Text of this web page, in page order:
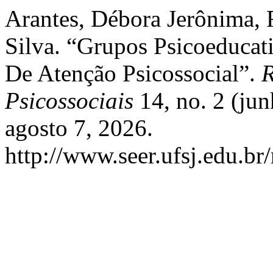
Arantes, Débora Jerônima,
Silva. “Grupos
De Atenção Psicossocial”.
Psicossociais 14, no. 2
agosto 7, 2026.
http://